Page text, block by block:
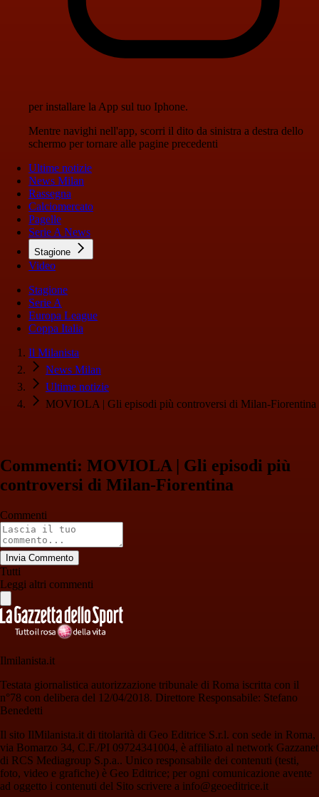
per installare la App sul tuo Iphone.
Mentre navighi nell'app, scorri il dito da sinistra a destra dello
schermo per tornare alle pagine precedenti
Ultime notizie
News Milan
Rassegna
Calciomercato
Pagelle
Serie A News
Stagione
Video
Stagione
Serie A
Europa League
Coppa Italia
Il Milanista
News Milan
Ultime notizie
MOVIOLA | Gli episodi più controversi di Milan-Fiorentina
Commenti: MOVIOLA | Gli episodi più
controversi di Milan-Fiorentina
Commenti
Invia Commento
Tutti
Leggi altri commenti
Ilmilanista.it
Testata giornalistica autorizzazione tribunale di Roma iscritta con il
n°78 con delibera del 12/04/2018. Direttore Responsabile: Stefano
Benedetti
Il sito IlMilanista.it di titolarità di Geo Editrice S.r.l. con sede in Roma,
via Bomarzo 34, C.F./PI 09724341004, è affiliato al network Gazzanet
di RCS Mediagroup S.p.a.. Unico responsabile dei contenuti (testi,
foto, video e grafiche) è Geo Editrice; per ogni comunicazione avente
ad oggetto i contenuti del Sito scrivere a info@geoeditrice.it